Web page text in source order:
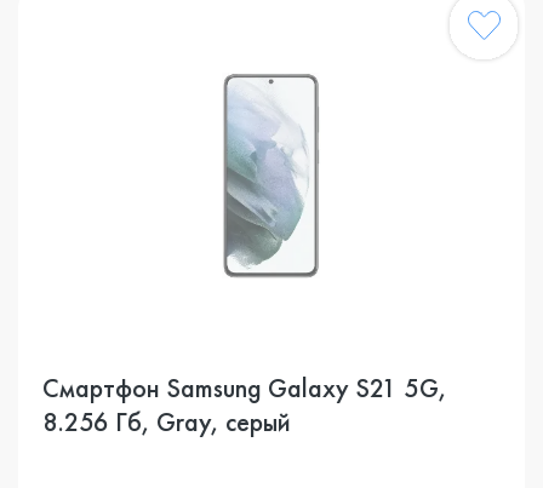
Смартфон Samsung Galaxy S21 5G,
8.256 Гб, Gray, серый